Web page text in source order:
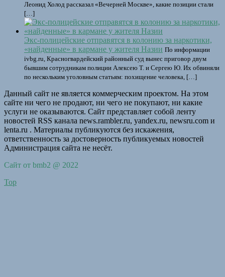
Леонид Холод рассказал «Вечерней Москве», какие позиции стали
[…]
Экс-полицейские отправятся в колонию за наркотики,
«найденные» в кармане у жителя Назии По информации
ivbg.ru, Красногвардейский районный суд вынес приговор двум
бывшим сотрудникам полиции Алексею Т. и Сергею Ю. Их обвиняли
по нескольким уголовным статьям: похищение человека, […]
Данный сайт не является коммерческим проектом. На этом
сайте ни чего не продают, ни чего не покупают, ни какие
услуги не оказываются. Сайт представляет собой ленту
новостей RSS канала news.rambler.ru, yandex.ru, newsru.com и
lenta.ru . Материалы публикуются без искажения,
ответственность за достоверность публикуемых новостей
Администрация сайта не несёт.
Сайт от bmb2 @ 2022
Top